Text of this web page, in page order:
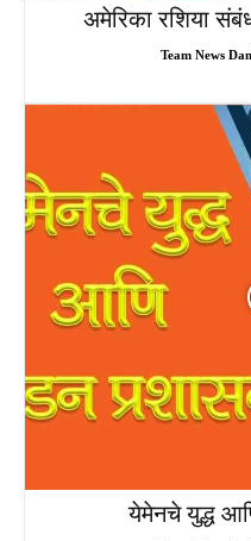
अमेरिका रशिया
Team News
येमेनचे युद्ध